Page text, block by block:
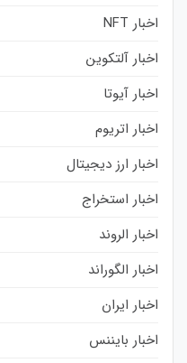
اخبار NFT
اخبار آلتکوین
اخبار آیوتا
اخبار اتریوم
اخبار ارز دیجیتال
اخبار استخراج
اخبار الروند
اخبار الگوراند
اخبار ایران
اخبار بایننس